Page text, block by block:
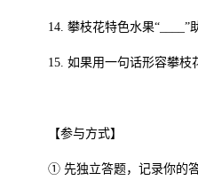
14. 攀枝花特色水果“____ ”
15. 如果用一句话形容攀枝
【参与方式】
① 先独立答题，记录你的